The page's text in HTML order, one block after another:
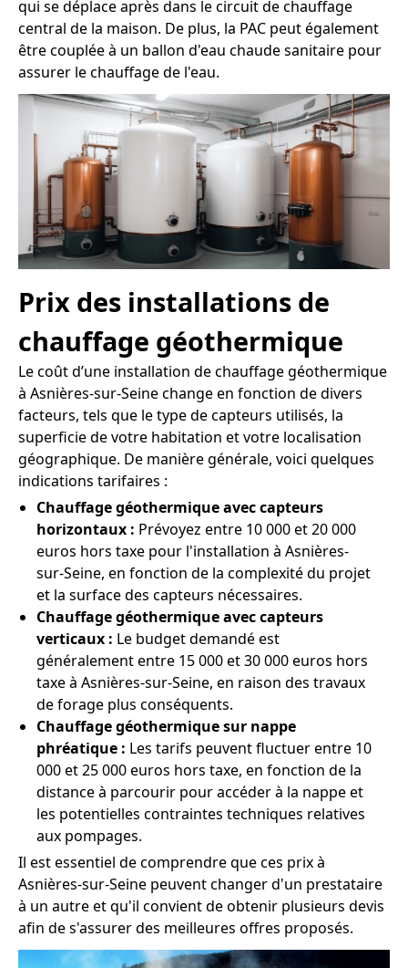
qui se déplace après dans le circuit de chauffage
central de la maison. De plus, la PAC peut également
être couplée à un ballon d'eau chaude sanitaire pour
assurer le chauffage de l'eau.
Prix des installations de
chauffage géothermique
Le coût d’une installation de chauffage géothermique
à Asnières-sur-Seine change en fonction de divers
facteurs, tels que le type de capteurs utilisés, la
superficie de votre habitation et votre localisation
géographique. De manière générale, voici quelques
indications tarifaires :
Chauffage géothermique avec capteurs
horizontaux : Prévoyez entre 10 000 et 20 000
euros hors taxe pour l'installation à Asnières-
sur-Seine, en fonction de la complexité du projet
et la surface des capteurs nécessaires.
Chauffage géothermique avec capteurs
verticaux : Le budget demandé est
généralement entre 15 000 et 30 000 euros hors
taxe à Asnières-sur-Seine, en raison des travaux
de forage plus conséquents.
Chauffage géothermique sur nappe
phréatique : Les tarifs peuvent fluctuer entre 10
000 et 25 000 euros hors taxe, en fonction de la
distance à parcourir pour accéder à la nappe et
les potentielles contraintes techniques relatives
aux pompages.
Il est essentiel de comprendre que ces prix à
Asnières-sur-Seine peuvent changer d'un prestataire
à un autre et qu'il convient de obtenir plusieurs devis
afin de s'assurer des meilleures offres proposés.